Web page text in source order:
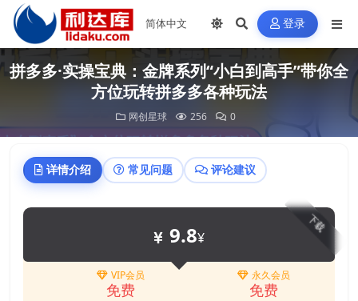
登录
拼多多·实操宝典：金牌系列“小白到高手”带你全
方位玩转拼多多各种玩法
网创星球 256 0
详情介绍 常见问题 评论建议
下载
9.8¥
VIP会员
免费
永久会员
免费